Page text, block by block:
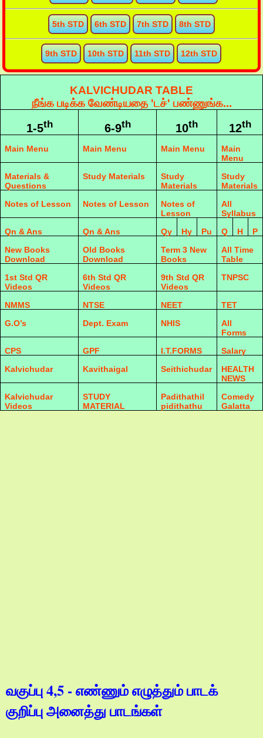
5th STD 6th STD 7th STD 8th STD
9th STD 10th STD 11th STD 12th STD
KALVICHUDAR TABLE
நீங்க படிக்க வேண்டியதை 'டச்' பண்ணுங்க...
1-5th 6-9th 10th 12th
Main Menu Main Menu Main Menu
Main
Menu
Materials &
Questions
Study Materials
Study
Materials
Study
Materials
Notes of Lesson
Notes of Lesson
Notes of
Lesson
All
Syllabus
Qn & Ans
Qn & Ans Qy Hy Pu Q H
P
New Books
Download
Old Books
Download
Term 3 New
Books
All Time
Table
1st Std QR
Videos
6th Std QR
Videos
9th Std QR
Videos
TNPSC
NMMS NTSE NEET
TET
G.O’s
Dept. Exam NHIS
All
Forms
CPS
GPF I.T.FORMS
Salary
Kalvichudar
Kavithaigal Seithichudar
HEALTH
NEWS
Kalvichudar
Videos
STUDY
MATERIAL
Padithathil
pidithathu
Comedy
Galatta
வகுப்பு 4,5 - எண்ணும் எழுத்தும் பாடக்
குறிப்பு அனைத்து பாடங்கள்